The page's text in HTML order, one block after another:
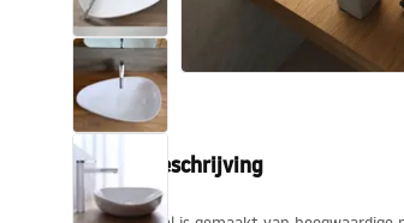
Keuken
Badkameraccessoires
Productbeschrijving